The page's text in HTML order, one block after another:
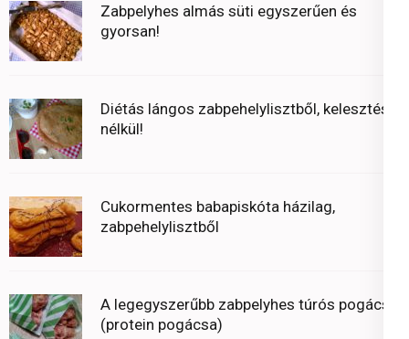
Zabpelyhes almás süti egyszerűen és
gyorsan!
Diétás lángos zabpehelylisztből, kelesztés
nélkül!
Cukormentes babapiskóta házilag,
zabpehelylisztből
A legegyszerűbb zabpelyhes túrós pogácsa
(protein pogácsa)